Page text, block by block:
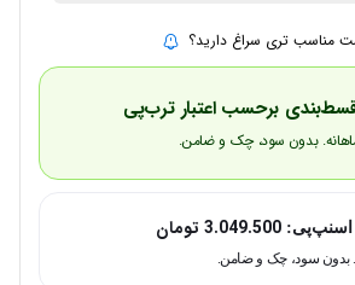
مناسب تری سراغ دارید؟
برحسب اعتبار ترب‌پی
اسنپ‌پی: 3.049.500 تومان